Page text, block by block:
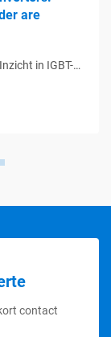
are
in IGBT-
omdat ze de
contact